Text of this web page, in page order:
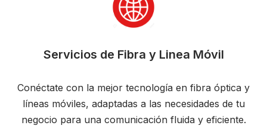
Servicios de Fibra y Linea Móvil
Conéctate con la mejor tecnología en fibra óptica y
líneas móviles, adaptadas a las necesidades de tu
negocio para una comunicación fluida y eficiente.